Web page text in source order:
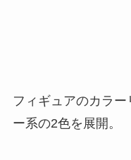
フィギュアのカラ
ー系の2色を展開。